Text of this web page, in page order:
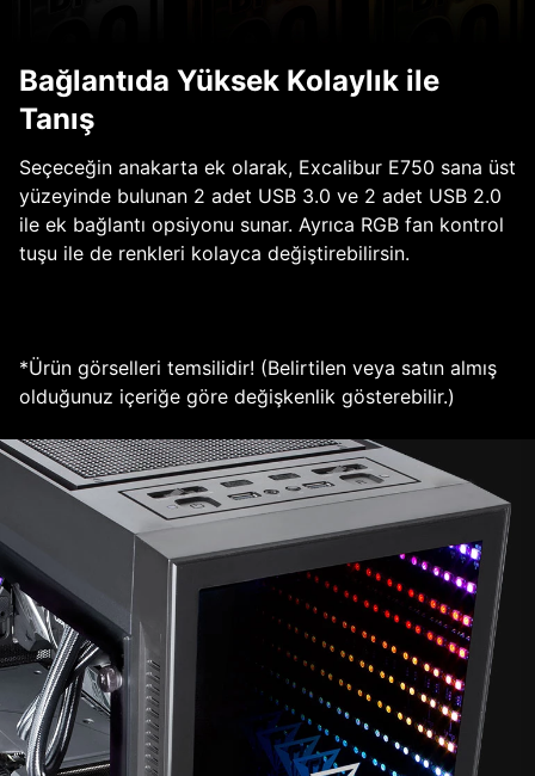
Bağlantıda Yüksek Kolaylık ile
Tanış
Seçeceğin anakarta ek olarak, Excalibur E750 sana üst
yüzeyinde bulunan 2 adet USB 3.0 ve 2 adet USB 2.0
ile ek bağlantı opsiyonu sunar. Ayrıca RGB fan kontrol
tuşu ile de renkleri kolayca değiştirebilirsin.
*Ürün görselleri temsilidir! (Belirtilen veya satın almış
olduğunuz içeriğe göre değişkenlik gösterebilir.)